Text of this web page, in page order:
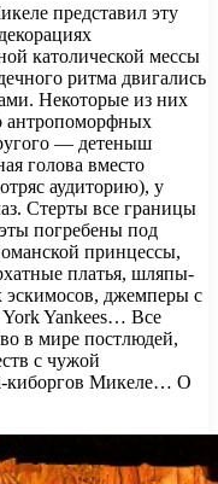
представил эту
католической мессы
ритма двигались
Некоторые из них
антропоморфных
— детеныш
голова вместо
аудиторию), у
Стерты все границы
погребены под
принцессы,
платья, шляпы-
эскимосов, джемперы с
Yankees… Все
в мире постлюдей,
с чужой
киборгов Микеле… О